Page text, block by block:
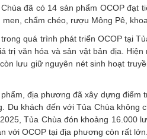
đã có 14 sản phẩm OCOP
chẩm chéo, rượu Mông Pê,
quá trình phát triển OCOP tại
trị văn hóa và sản vật bản địa.
lưu giữ nguyên nét sinh hoạt
địa phương đã xây dựng
Du khách đến với Tủa Chùa
Tủa Chùa đón khoảng
với OCOP tại địa phương còn rất